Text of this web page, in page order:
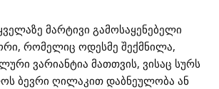
მარტივი გამოსაყენებელი
რომელიც ოდესმე შექმნილა,
ვარიანტია მათთვის, ვისაც სურს
ბევრი ღილაკით დაბნეულობა ან